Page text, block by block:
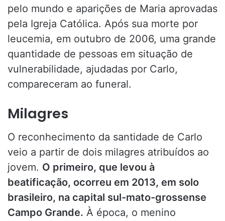
pelo mundo e aparições de Maria aprovadas
pela Igreja Católica. Após sua morte por
leucemia, em outubro de 2006, uma grande
quantidade de pessoas em situação de
vulnerabilidade, ajudadas por Carlo,
compareceram ao funeral.
Milagres
O reconhecimento da santidade de Carlo
veio a partir de dois milagres atribuídos ao
jovem. O primeiro, que levou à
beatificação, ocorreu em 2013, em solo
brasileiro, na capital sul-mato-grossense
Campo Grande. À época, o menino